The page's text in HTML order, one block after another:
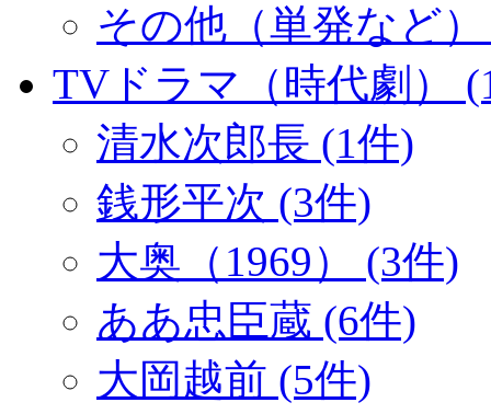
その他（単発など
TVドラマ（時代劇）
清水次郎長 (1件)
銭形平次 (3件)
大奥（1969） (3件)
ああ忠臣蔵 (6件)
大岡越前 (5件)